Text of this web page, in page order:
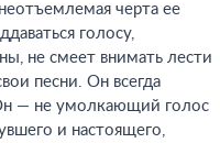
черта ее
голосу,
не смеет внимать лести
песни. Он всегда
— не умолкающий голос
и настоящего,